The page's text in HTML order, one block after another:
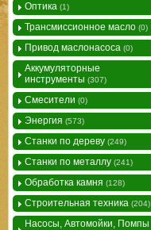
Оптика (1)
Трансмиссионное масло (0)
Привод маслонасоса (0)
Аккумуляторные
инструменты (307)
Смесители (0)
Энергия (573)
Станки по дереву (249)
Станки по металлу (241)
Обработка камня (128)
Строительная техника (204)
Насосы, Автомойки, Помпы